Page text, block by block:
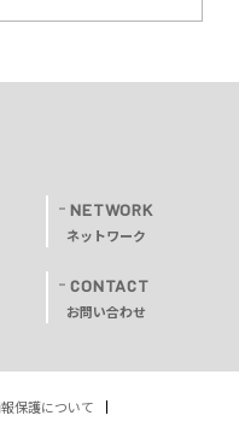
NETWORK
ネットワーク
CONTACT
お問い合わせ
保護について